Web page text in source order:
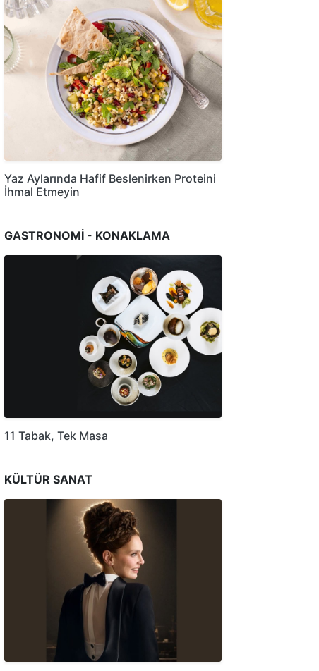
Yaz Aylarında Hafif Beslenirken Proteini
İhmal Etmeyin
GASTRONOMİ - KONAKLAMA
11 Tabak, Tek Masa
KÜLTÜR SANAT